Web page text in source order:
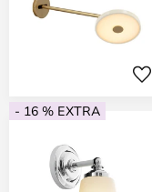
- 16 % EXTRA